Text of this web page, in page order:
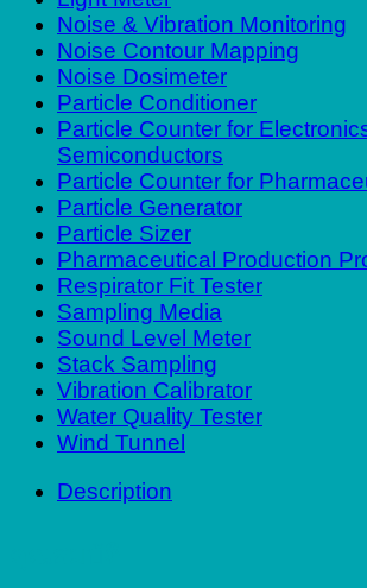
Noise & Vibration Monitoring
Noise Contour Mapping
Noise Dosimeter
Particle Conditioner
Particle Counter for
Semiconductors
Particle Counter for
Particle Generator
Particle Sizer
Pharmaceutical Production
Respirator Fit Tester
Sampling Media
Sound Level Meter
Stack Sampling
Vibration Calibrator
Water Quality Tester
Wind Tunnel
Description